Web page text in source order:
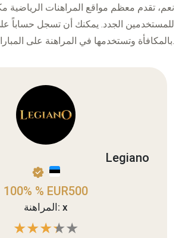
نعم، تقدم معظم مواقع المراهنات الرياضية
للمستخدمين الجدد. يمكنك أن تسجل حساباً
بالمكافأة وتستخدمها في المراهنة على المباراة.
Legiano
100% % EUR500
المراهنة: x